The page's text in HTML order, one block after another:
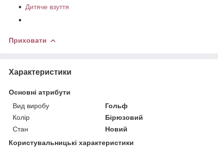
Дитяче взуття
Приховати
Характеристики
Основні атрибути
Вид виробу
Гольф
Колір
Бірюзовий
Стан
Новий
Користувальницькі характеристики